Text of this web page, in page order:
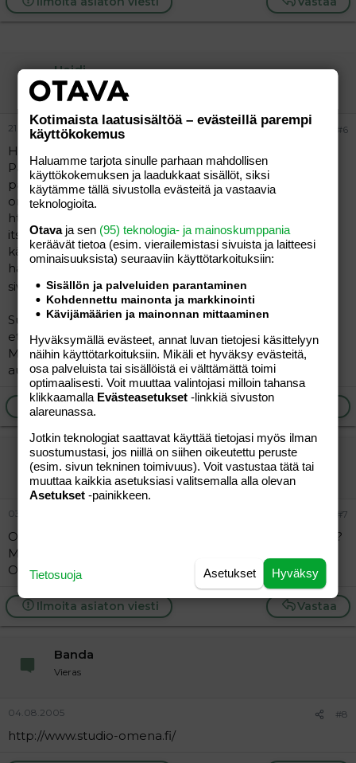
Heidi
Jäsen
21.07.2005 #6
Hei
Pakko suositella jalasjärvistä liikettä vaikka
pääkaupunkiseutu
on kyseessä. Käymme aina tuolla kuvissa
http://www.nic.fi/~fotopor1/
itse asiassa poikamme on lapsikuvissa se joka on vasara
kädessä
haalarit ja huivi päässä autoa korjaamassa ja koirani on
sivellin suussa picassona
)
Suosittelen todella jos vaikka olisi sukulaisia / tuttavia
etelä-pohjanmaalla niin ei kun fotoporttiin kuviin.
Mukavaa väkeä ja kaikenlaista sälää löytyy.. tosin tuo
auto minkä kanssa poikani poseeraa on meidän oma.
Ilmoita asiaton viesti
nasuli
Uusi jäsen
03.08.2005 #7
Onko tuolla studio omenalla kotisivuja joista näkis kuvia?
Mietiskelen juuri josko mentäs sinne ottamaan kuvat..
Onko muilal tästä paikasta kokemuksia??
Vastaa
Ilmoita asiaton viesti
Banda
Vieras
04.08.2005 #8
http://www.studio-omena.fi/
Kotimaista laatusisältöä – evästeillä parempi
käyttökokemus
Haluamme tarjota sinulle parhaan mahdollisen
käyttökokemuksen ja laadukkaat sisällöt, siksi
käytämme tällä sivustolla evästeitä ja vastaavia
teknologioita.
Otavaja sen (95) teknologia- ja mainoskumppania
keräävät tietoa (esim. vierailemis­tasi sivuista ja laitteesi
ominaisuuk­sista) seuraaviin käyttötarkoituksiin:
Sisällön ja palveluiden parantaminen
Kohdennettu mainonta ja markkinointi
Kävijämäärien ja mainonnan mittaaminen
Hyväksymällä evästeet, annat luvan tietojesi käsittelyyn
näihin käyttötarkoituksiin. Mikäli et hyväksy evästeitä,
osa palveluista tai sisällöistä ei välttämättä toimi
optimaalisesti. Voit muuttaa valintojasi milloin tahansa
klikkaamalla Evästeasetukset -linkkiä sivuston
alareunassa.
Jotkin teknologiat saattavat käyttää tietojasi myös ilman
suostumustasi, jos niillä on siihen oikeutettu peruste
(esim. sivun tekninen toimivuus). Voit vastustaa tätä tai
muuttaa kaikkia asetuksiasi valitsemalla alla olevan
Asetukset -painikkeen.
Hyväksy
Asetukset
Tietosuoja